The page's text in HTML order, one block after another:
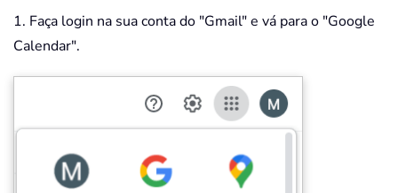
1. Faça login na sua conta do "Gmail" e vá para o "Google
Calendar".